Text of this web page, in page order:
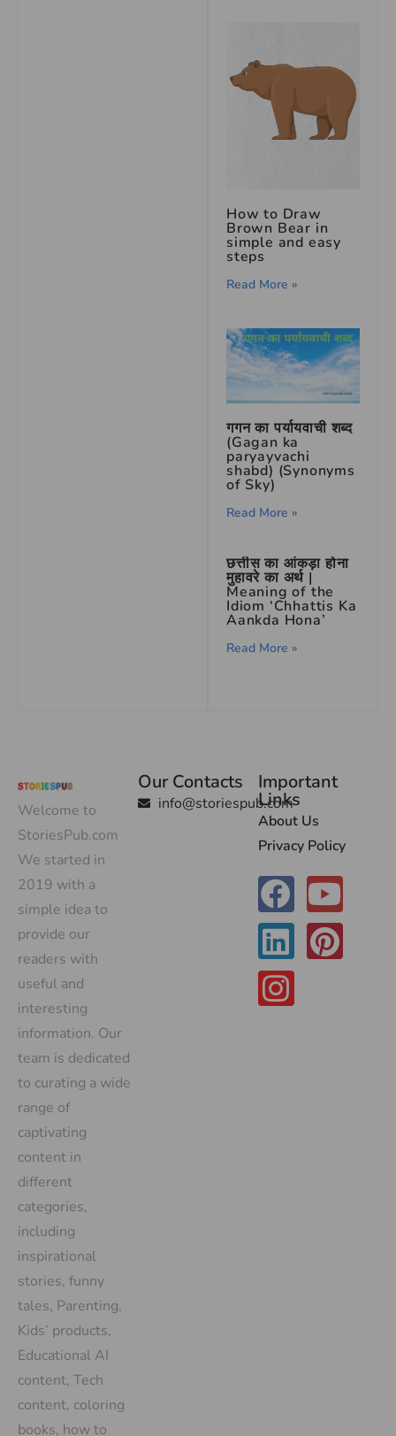
How to Draw
Brown Bear in
simple and easy
steps
Read More »
गगन का पर्यायवाची शब्द
(Gagan ka
paryayvachi
shabd) (Synonyms
of Sky)
Read More »
छत्तीस का आंकड़ा होना
मुहावरे का अर्थ |
Meaning of the
Idiom ‘Chhattis Ka
Aankda Hona’
Read More »
Welcome to
StoriesPub.com
We started in
2019 with a
simple idea to
provide our
readers with
useful and
interesting
information. Our
team is dedicated
to curating a wide
range of
captivating
content in
different
categories,
including
inspirational
stories, funny
tales, Parenting,
Kids’ products,
Educational AI
content, Tech
content, coloring
books, how to
Our Contacts
info@storiespub.com
Important
Links
About Us
Privacy Policy